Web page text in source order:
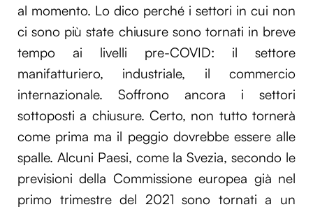
al momento. Lo dico perché i settori in cui non
ci sono più state chiusure sono tornati in breve
tempo ai livelli pre-COVID: il settore
manifatturiero, industriale, il commercio
internazionale. Soffrono ancora i settori
sottoposti a chiusure. Certo, non tutto tornerà
come prima ma il peggio dovrebbe essere alle
spalle. Alcuni Paesi, come la Svezia, secondo le
previsioni della Commissione europea già nel
primo trimestre del 2021 sono tornati a un